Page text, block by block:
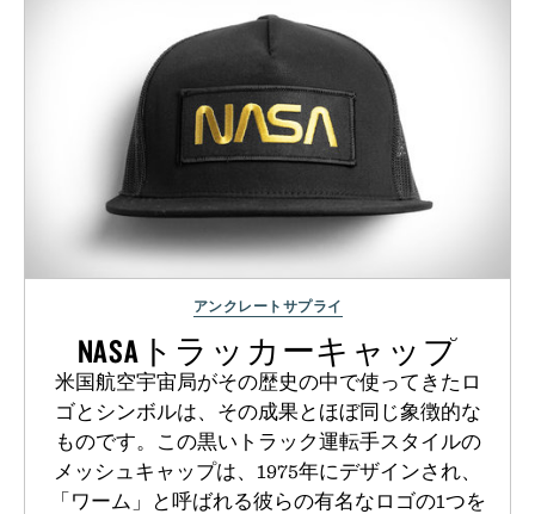
アンクレートサプライ
NASAトラッカーキャップ
米国航空宇宙局がその歴史の中で使ってきたロ
ゴとシンボルは、その成果とほぼ同じ象徴的な
ものです。この黒いトラック運転手スタイルの
メッシュキャップは、1975年にデザインされ、
「ワーム」と呼ばれる彼らの有名なロゴの1つを